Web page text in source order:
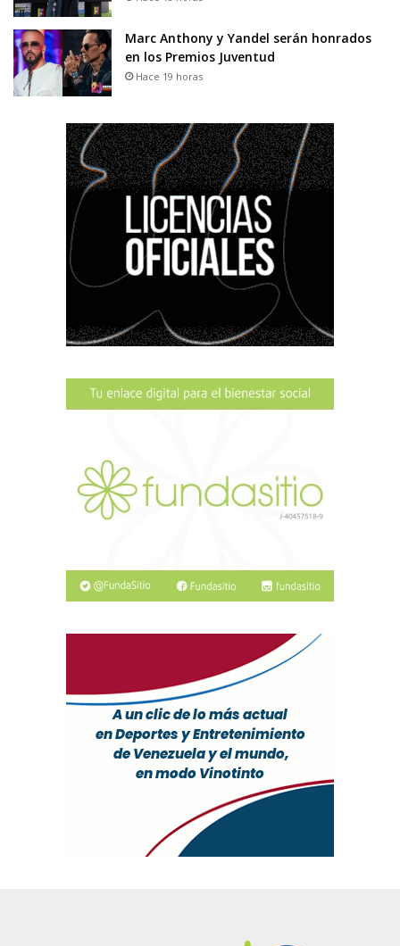
Marc Anthony y Yandel serán honrados
en los Premios Juventud
Hace 19 horas